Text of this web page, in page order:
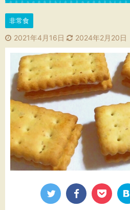
非常食
2021年4月16日 2024年2月20日